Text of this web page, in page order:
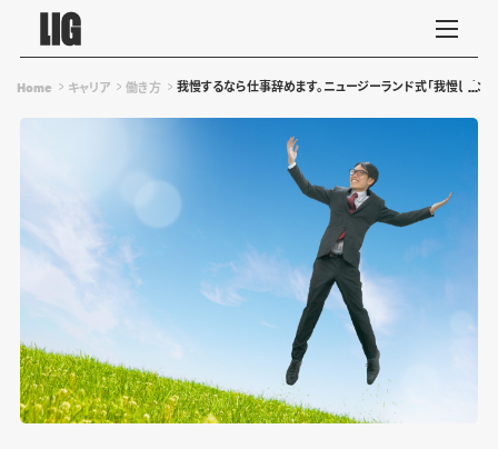
Home キャリア 働き方 我慢するなら仕事辞めます。ニュージーランド式「我慢しない